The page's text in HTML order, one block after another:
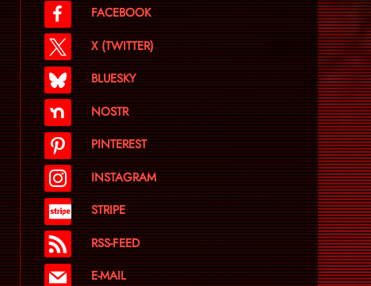
FACEBOOK
X (TWITTER)
BLUESKY
NOSTR
PINTEREST
INSTAGRAM
STRIPE
RSS-FEED
E-MAIL